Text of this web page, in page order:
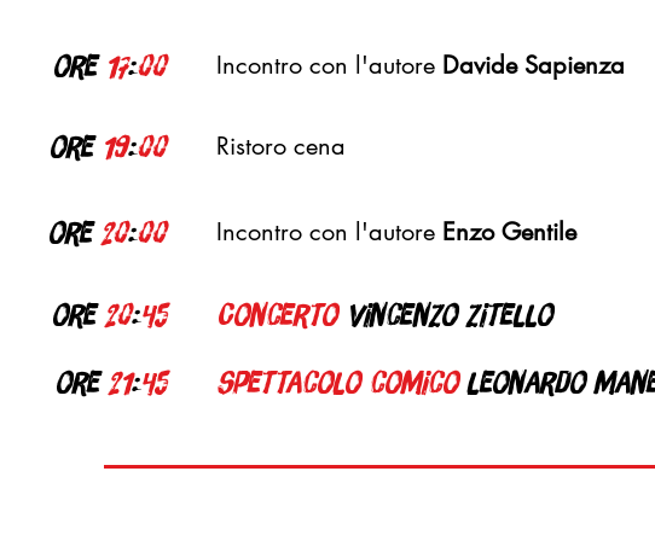
ore 17:00 Incontro con l'autore Davide Sapienza
ore 19:00 Ristoro cena
ore20:00 Incontro con l'autore Enzo Gentile
ore20:45
ore21:45
Concerto Vincenzo zitello
spettacolo comicoleonardo